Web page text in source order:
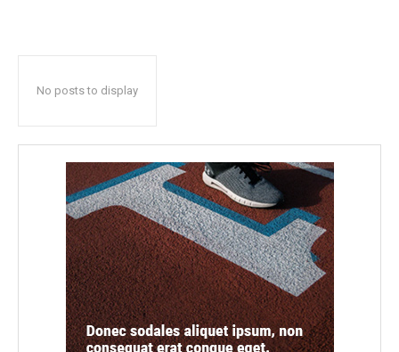
No posts to display